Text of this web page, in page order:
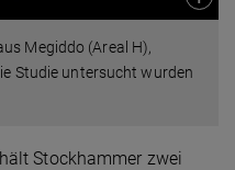
Megiddo (Areal H),
Studie untersucht wurden
Stockhammer zwei